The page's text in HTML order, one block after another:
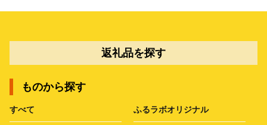
返礼品を探す
ものから探す
すべて ふるラボオリジナル